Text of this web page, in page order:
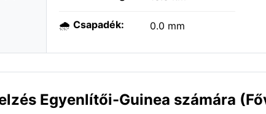
🌧️ Csapadék: 0.0 mm
Egyenlítői-Guinea számára